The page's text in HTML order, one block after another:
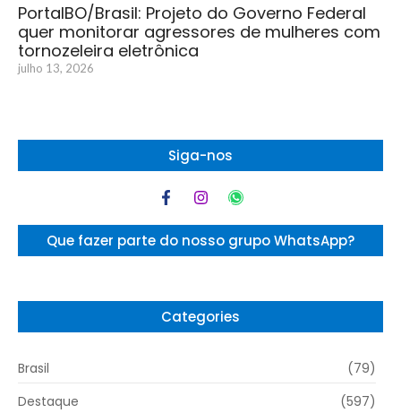
PortalBO/Brasil: Projeto do Governo Federal
quer monitorar agressores de mulheres com
tornozeleira eletrônica
julho 13, 2026
Siga-nos
Que fazer parte do nosso grupo WhatsApp?
Categories
Brasil
(79)
Destaque
(597)